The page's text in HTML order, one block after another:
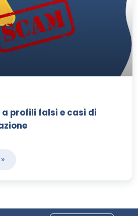
profili falsi e casi di